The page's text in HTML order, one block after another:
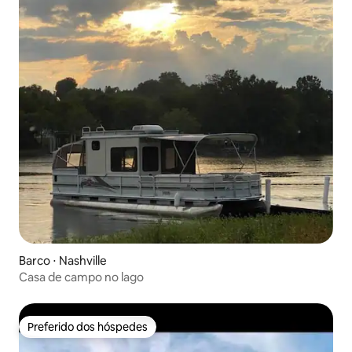
Barco ⋅ Nashville
Casa de campo no lago
Preferido dos hóspedes
Preferido dos hóspedes